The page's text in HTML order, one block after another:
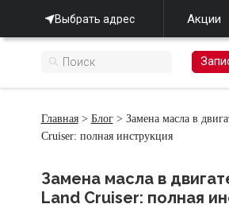
Выбрать адрес Акции
Главная> Блог> Замена масла в
Cruiser: полная инструкция
Замена масла в
Land Cruiser: полная